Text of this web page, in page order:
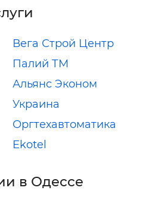
Вега Строй Центр
Палий ТМ
Альянс Эконом
Украина
Оргтехавтоматика
Ekotel
в Одессе